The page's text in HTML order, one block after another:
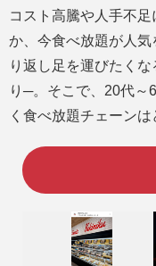
コスト高騰や人手不
か、今食べ放題が人
り返し足を運びたく
り─。そこで、20代～
く食べ放題チェーンは